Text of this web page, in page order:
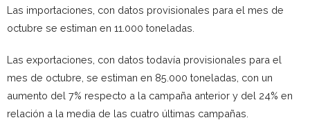
Las importaciones, con datos provisionales para el mes de
octubre se estiman en 11.000 toneladas.
Las exportaciones, con datos todavía provisionales para el
mes de octubre, se estiman en 85.000 toneladas, con un
aumento del 7% respecto a la campaña anterior y del 24% en
relación a la media de las cuatro últimas campañas.